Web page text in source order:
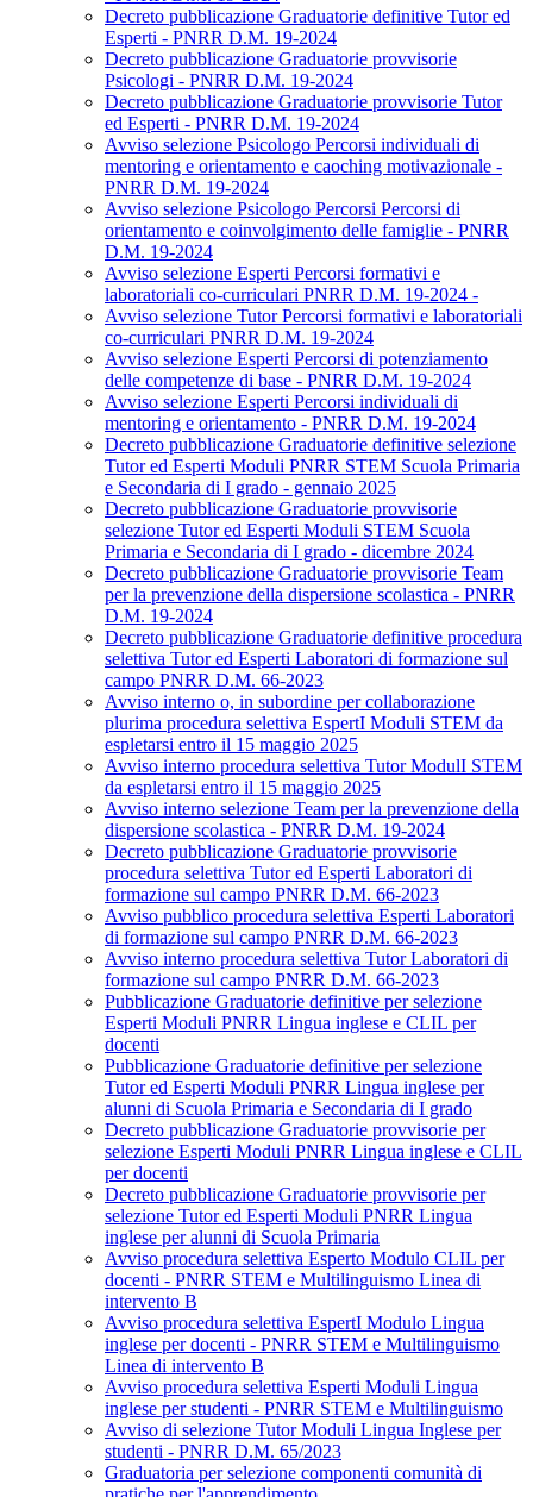
Decreto pubblicazione Graduatorie definitive Tutor ed
Esperti - PNRR D.M. 19-2024
Decreto pubblicazione Graduatorie provvisorie
Psicologi - PNRR D.M. 19-2024
Decreto pubblicazione Graduatorie provvisorie Tutor
ed Esperti - PNRR D.M. 19-2024
Avviso selezione Psicologo Percorsi individuali di
mentoring e orientamento e caoching motivazionale -
PNRR D.M. 19-2024
Avviso selezione Psicologo Percorsi Percorsi di
orientamento e coinvolgimento delle famiglie - PNRR
D.M. 19-2024
Avviso selezione Esperti Percorsi formativi e
laboratoriali co-curriculari PNRR D.M. 19-2024 -
Avviso selezione Tutor Percorsi formativi e laboratoriali
co-curriculari PNRR D.M. 19-2024
Avviso selezione Esperti Percorsi di potenziamento
delle competenze di base - PNRR D.M. 19-2024
Avviso selezione Esperti Percorsi individuali di
mentoring e orientamento - PNRR D.M. 19-2024
Decreto pubblicazione Graduatorie definitive selezione
Tutor ed Esperti Moduli PNRR STEM Scuola Primaria
e Secondaria di I grado - gennaio 2025
Decreto pubblicazione Graduatorie provvisorie
selezione Tutor ed Esperti Moduli STEM Scuola
Primaria e Secondaria di I grado - dicembre 2024
Decreto pubblicazione Graduatorie provvisorie Team
per la prevenzione della dispersione scolastica - PNRR
D.M. 19-2024
Decreto pubblicazione Graduatorie definitive procedura
selettiva Tutor ed Esperti Laboratori di formazione sul
campo PNRR D.M. 66-2023
Avviso interno o, in subordine per collaborazione
plurima procedura selettiva EspertI Moduli STEM da
espletarsi entro il 15 maggio 2025
Avviso interno procedura selettiva Tutor ModulI STEM
da espletarsi entro il 15 maggio 2025
Avviso interno selezione Team per la prevenzione della
dispersione scolastica - PNRR D.M. 19-2024
Decreto pubblicazione Graduatorie provvisorie
procedura selettiva Tutor ed Esperti Laboratori di
formazione sul campo PNRR D.M. 66-2023
Avviso pubblico procedura selettiva Esperti Laboratori
di formazione sul campo PNRR D.M. 66-2023
Avviso interno procedura selettiva Tutor Laboratori di
formazione sul campo PNRR D.M. 66-2023
Pubblicazione Graduatorie definitive per selezione
Esperti Moduli PNRR Lingua inglese e CLIL per
docenti
Pubblicazione Graduatorie definitive per selezione
Tutor ed Esperti Moduli PNRR Lingua inglese per
alunni di Scuola Primaria e Secondaria di I grado
Decreto pubblicazione Graduatorie provvisorie per
selezione Esperti Moduli PNRR Lingua inglese e CLIL
per docenti
Decreto pubblicazione Graduatorie provvisorie per
selezione Tutor ed Esperti Moduli PNRR Lingua
inglese per alunni di Scuola Primaria
Avviso procedura selettiva Esperto Modulo CLIL per
docenti - PNRR STEM e Multilinguismo Linea di
intervento B
Avviso procedura selettiva EspertI Modulo Lingua
inglese per docenti - PNRR STEM e Multilinguismo
Linea di intervento B
Avviso procedura selettiva Esperti Moduli Lingua
inglese per studenti - PNRR STEM e Multilinguismo
Avviso di selezione Tutor Moduli Lingua Inglese per
studenti - PNRR D.M. 65/2023
Graduatoria per selezione componenti comunità di